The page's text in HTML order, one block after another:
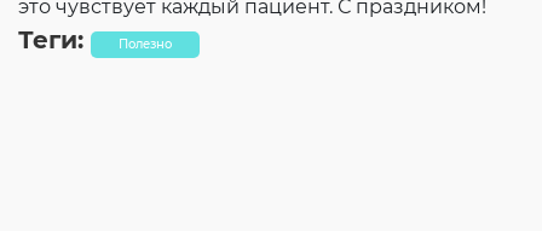
это чувствует каждый пациент. С праздником!
Теги: Полезно